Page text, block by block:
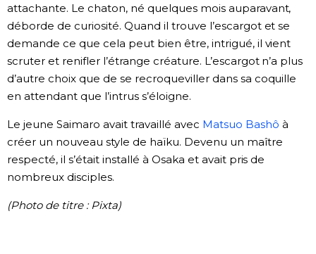
attachante. Le chaton, né quelques mois auparavant,
déborde de curiosité. Quand il trouve l’escargot et se
demande ce que cela peut bien être, intrigué, il vient
scruter et renifler l’étrange créature. L’escargot n’a plus
d’autre choix que de se recroqueviller dans sa coquille
en attendant que l’intrus s’éloigne.
Le jeune Saimaro avait travaillé avec Matsuo Bashô à
créer un nouveau style de haïku. Devenu un maître
respecté, il s’était installé à Osaka et avait pris de
nombreux disciples.
(Photo de titre : Pixta)